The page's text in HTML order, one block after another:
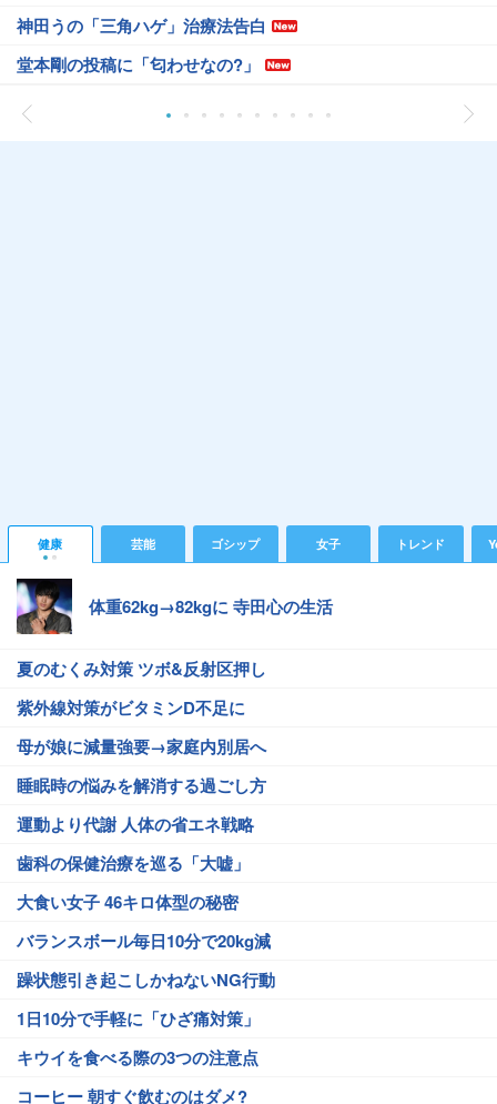
神田うの「三角ハゲ」治療法告白
堂本剛の投稿に「匂わせなの?」
健康 芸能 ゴシップ 女子 トレンド
体重62kg→82kgに 寺田心の生活
夏のむくみ対策 ツボ&反射区押し
紫外線対策がビタミンD不足に
母が娘に減量強要→家庭内別居へ
睡眠時の悩みを解消する過ごし方
運動より代謝 人体の省エネ戦略
歯科の保健治療を巡る「大嘘」
大食い女子 46キロ体型の秘密
バランスボール毎日10分で20kg減
躁状態引き起こしかねないNG行動
1日10分で手軽に「ひざ痛対策」
キウイを食べる際の3つの注意点
コーヒー 朝すぐ飲むのはダメ?